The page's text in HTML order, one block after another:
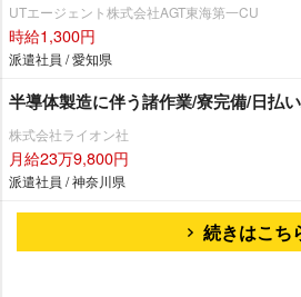
UTエージェント株式会社AGT東海第一CU
時給1,300円
派遣社員 / 愛知県
半導体製造に伴う諸作業/寮完備/日払
株式会社ライオン社
月給23万9,800円
派遣社員 / 神奈川県
続きはこち